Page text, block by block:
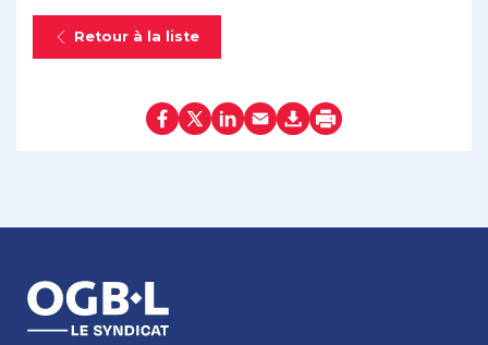
Retour à la liste